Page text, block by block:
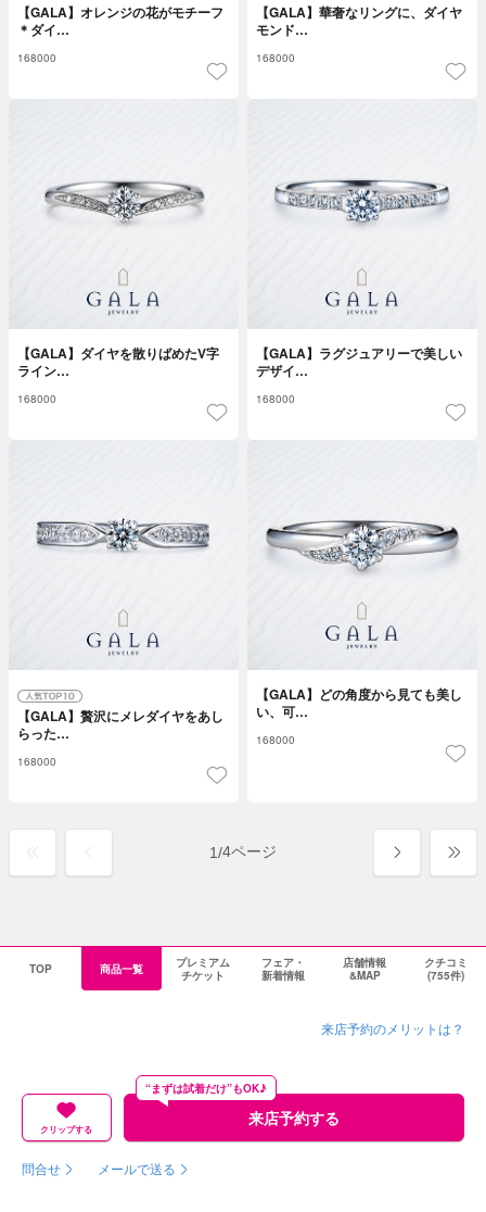
【GALA】オレンジの花がモチーフ
＊ダイ…
168000
【GALA】華奢なリングに、ダイヤ
モンド…
168000
【GALA】ダイヤを散りばめたV字
ライン…
168000
【GALA】ラグジュアリーで美しい
デザイ…
168000
【GALA】贅沢にメレダイヤをあし
らった…
168000
【GALA】どの角度から見ても美し
い、可…
168000
1/4ページ
TOP 商品一覧
プレミアム
チケット
フェア・
新着情報
店舗情報
&MAP
クチコミ
(755件)
来店予約のメリットは？
クリップする
来店予約する
“まずは試着だけ”もOK♪
問合せ メールで送る